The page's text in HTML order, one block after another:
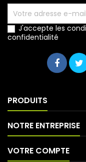
J'accepte les
confidentialité
PRODUITS
NOTRE ENTREPRISE
VOTRE COMPTE